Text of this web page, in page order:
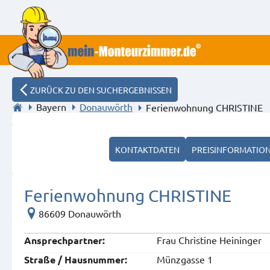
ZURÜCK ZU DEN SUCHERGEBNISSEN
Bayern Donauwörth Ferienwohnung CHRISTINE
KONTAKTDATEN
Ferienwohnung CHRISTINE
86609 Donauwörth
Ansprech­partner: Frau Christine Heininger
Straße / Hausnummer: Münzgasse 1